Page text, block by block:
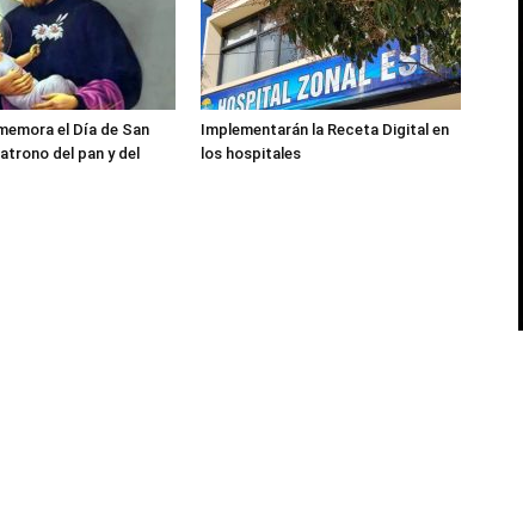
el Día de San
del pan y del
Implementarán la Receta Digital en
los hospitales